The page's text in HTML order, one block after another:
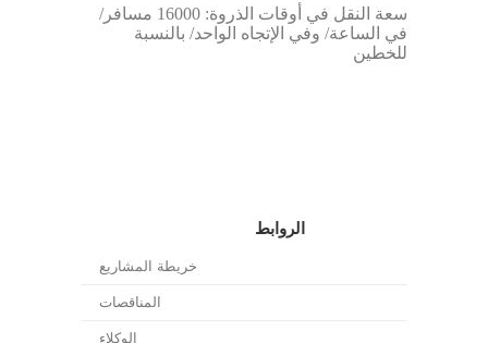
سعة النقل في أوقات الذروة: 16000 مسافر/
في الساعة/ وفي الإتجاه الواحد/ بالنسبة
للخطين
الروابط
خريطة المشاريع
المناقصات
الوكلاء